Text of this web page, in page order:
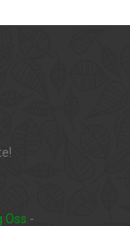
Oss -